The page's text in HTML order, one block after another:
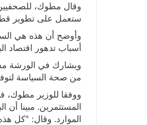
وقال مطوك،
ستعمل على تطوير
وأوضح أن هذه هي
أسباب تدهور اقتصاد
ويشارك في الورشة
من صحة السياسة
ووفقا للوزير مطوك،
المستثمرين. مبينا
الموارد. وقال: “كل